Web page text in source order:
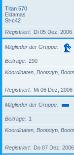
Titan 570
Eldamas
St-c42
Registriert
Di 05 Dez, 2006
Mitglieder der Gruppe
Beiträge
290
Koordinaten, Bootstyp,
Registriert Mi 06 Dez, 2006
Mitglieder der Gruppe
Beiträge
1
Koordinaten, Bootstyp,
Registriert Do 07 Dez,